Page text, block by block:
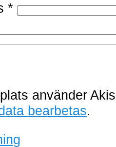
*
använder
bearbetas.